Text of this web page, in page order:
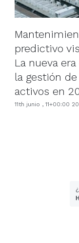
predictivo
La nueva era
la gestión de
activos en
11th junio , 11+00:00